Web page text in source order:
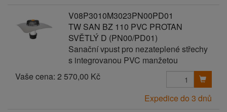
V08P3010M3023PN00PD01
TW SAN BZ 110 PVC PROTAN
SVĚTLÝ D (PN00/PD01)
Sanační vpust pro nezateplené střechy
s integrovanou PVC manžetou
Vaše cena: 2 570,00 Kč
Expedice do 3 dnů